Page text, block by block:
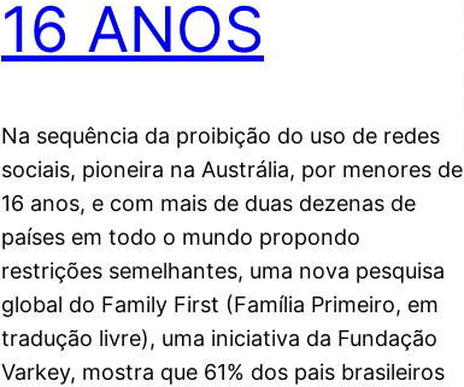
16 ANOS
Na sequência da proibição do uso de redes
sociais, pioneira na Austrália, por menores de
16 anos, e com mais de duas dezenas de
países em todo o mundo propondo
restrições semelhantes, uma nova pesquisa
global do Family First (Família Primeiro, em
tradução livre), uma iniciativa da Fundação
Varkey, mostra que 61% dos pais brasileiros